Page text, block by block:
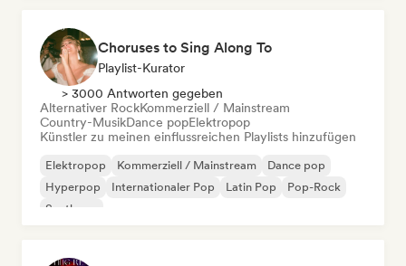
Choruses to Sing Along To
Playlist-Kurator
> 3000 Antworten gegeben
Alternativer RockKommerziell / Mainstream
Country-MusikDance popElektropop
Künstler zu meinen einflussreichen Playlists hinzufügen
Elektropop Kommerziell / Mainstream
Dance pop
Hyperpop
Internationaler Pop Latin Pop
Pop-Rock
Synthpop